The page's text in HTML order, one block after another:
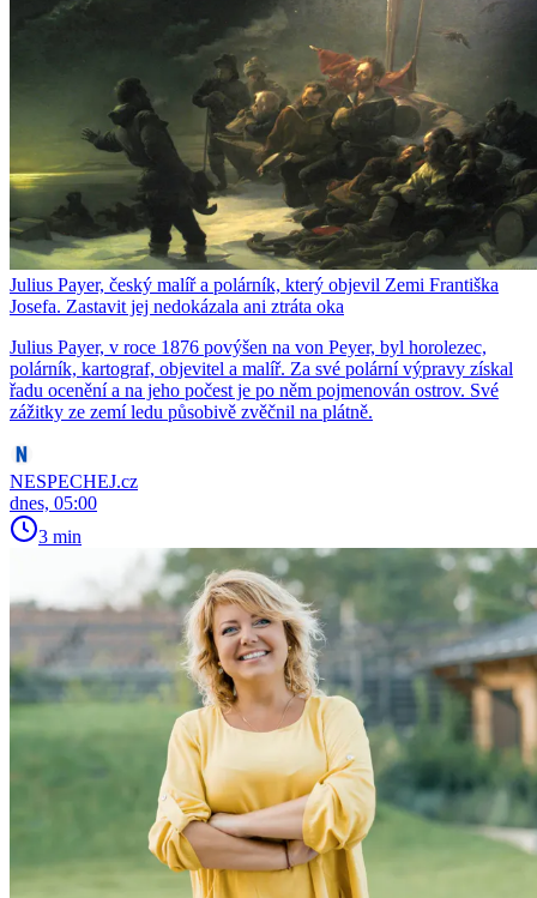
Julius Payer, český malíř a polárník, který objevil Zemi Františka
Josefa. Zastavit jej nedokázala ani ztráta oka
Julius Payer, v roce 1876 povýšen na von Peyer, byl horolezec,
polárník, kartograf, objevitel a malíř. Za své polární výpravy získal
řadu ocenění a na jeho počest je po něm pojmenován ostrov. Své
zážitky ze zemí ledu působivě zvěčnil na plátně.
NESPECHEJ.cz
dnes, 05:00
3 min